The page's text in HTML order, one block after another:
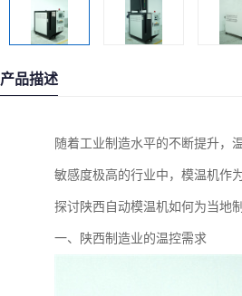
产品描述
随着工业制造水平的不断提升，
敏感度极高的行业中，模温机作
探讨陕西自动模温机如何为当地
一、陕西制造业的温控需求